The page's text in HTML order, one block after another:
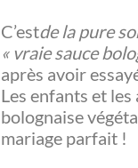
C’estde la pure
« vraie sauce
après avoir
Les enfants et
bolognaise
mariage parfait !